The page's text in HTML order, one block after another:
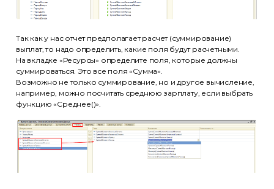
Так как у нас отчет предполагает расчет (суммирование)
выплат, то надо определить, какие поля будут расчетными.
На вкладке «Ресурсы» определите поля, которые должны
суммироваться. Это все поля «Сумма».
Возможно не только суммирование, но и другое вычисление,
например, можно посчитать среднюю зарплату, если выбрать
функцию «Среднее()».